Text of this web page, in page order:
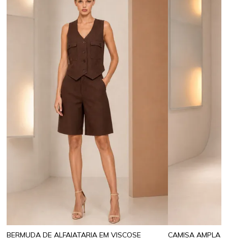
BERMUDA DE ALFAIATARIA EM VISCOSE CAMISA AMPLA